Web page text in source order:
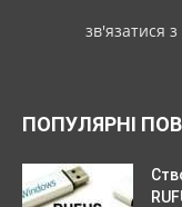
зв'язатися
ПОПУЛЯРНІ